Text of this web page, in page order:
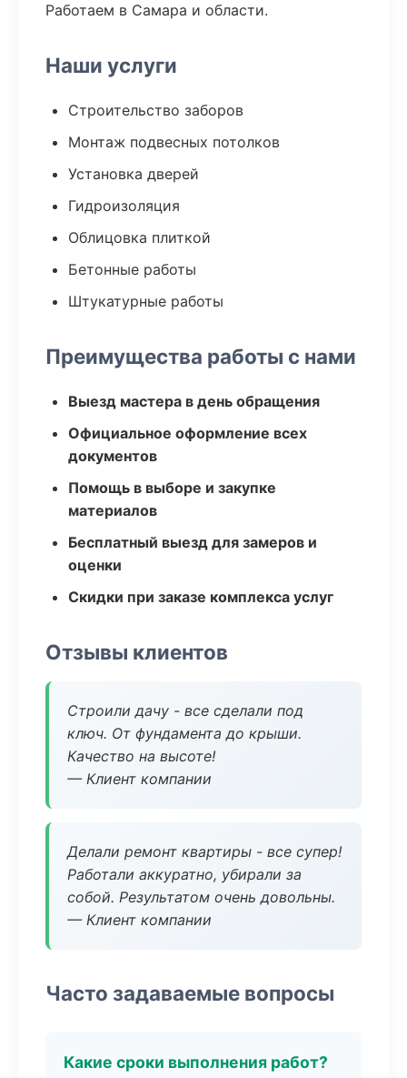
Работаем в Самара и области.
Наши услуги
Строительство заборов
Монтаж подвесных потолков
Установка дверей
Гидроизоляция
Облицовка плиткой
Бетонные работы
Штукатурные работы
Преимущества работы с нами
Выезд мастера в день обращения
Официальное оформление всех
документов
Помощь в выборе и закупке
материалов
Бесплатный выезд для замеров и
оценки
Скидки при заказе комплекса услуг
Отзывы клиентов
Строили дачу - все сделали под
ключ. От фундамента до крыши.
Качество на высоте!
— Клиент компании
Делали ремонт квартиры - все супер!
Работали аккуратно, убирали за
собой. Результатом очень довольны.
— Клиент компании
Часто задаваемые вопросы
Какие сроки выполнения работ?